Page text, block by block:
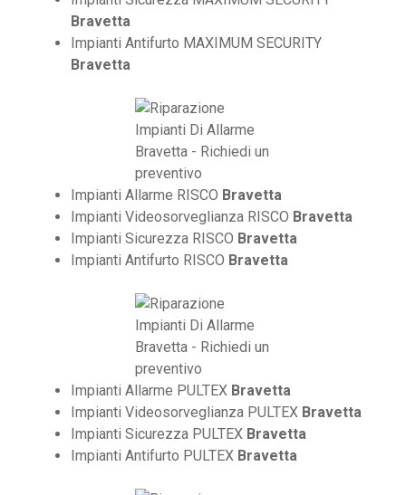
Bravetta
Impianti Antifurto MAXIMUM SECURITY
Bravetta
Impianti Allarme RISCO Bravetta
Impianti Videosorveglianza RISCO Bravetta
Impianti Sicurezza RISCO Bravetta
Impianti Antifurto RISCO Bravetta
Impianti Allarme PULTEX Bravetta
Impianti Videosorveglianza PULTEX Bravetta
Impianti Sicurezza PULTEX Bravetta
Impianti Antifurto PULTEX Bravetta